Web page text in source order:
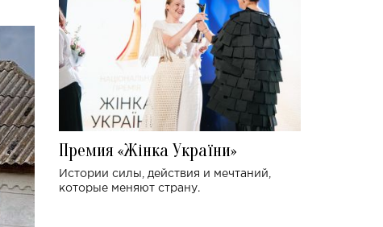
Премия «Жінка України»
Истории силы, действия и мечтаний,
которые меняют страну.